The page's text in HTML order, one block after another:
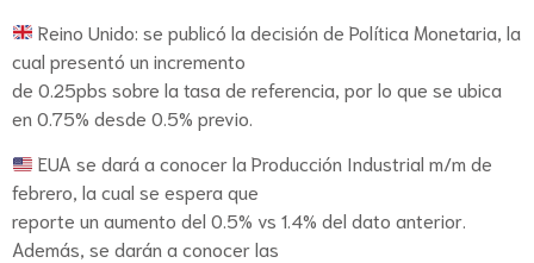
Reino Unido: se publicó la decisión de Política Monetaria, la
cual presentó un incremento
de 0.25pbs sobre la tasa de referencia, por lo que se ubica
en 0.75% desde 0.5% previo.
EUA se dará a conocer la Producción Industrial m/m de
febrero, la cual se espera que
reporte un aumento del 0.5% vs 1.4% del dato anterior.
Además, se darán a conocer las